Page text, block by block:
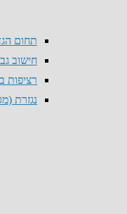
תחום
חישוב
רציפות
נגזרת